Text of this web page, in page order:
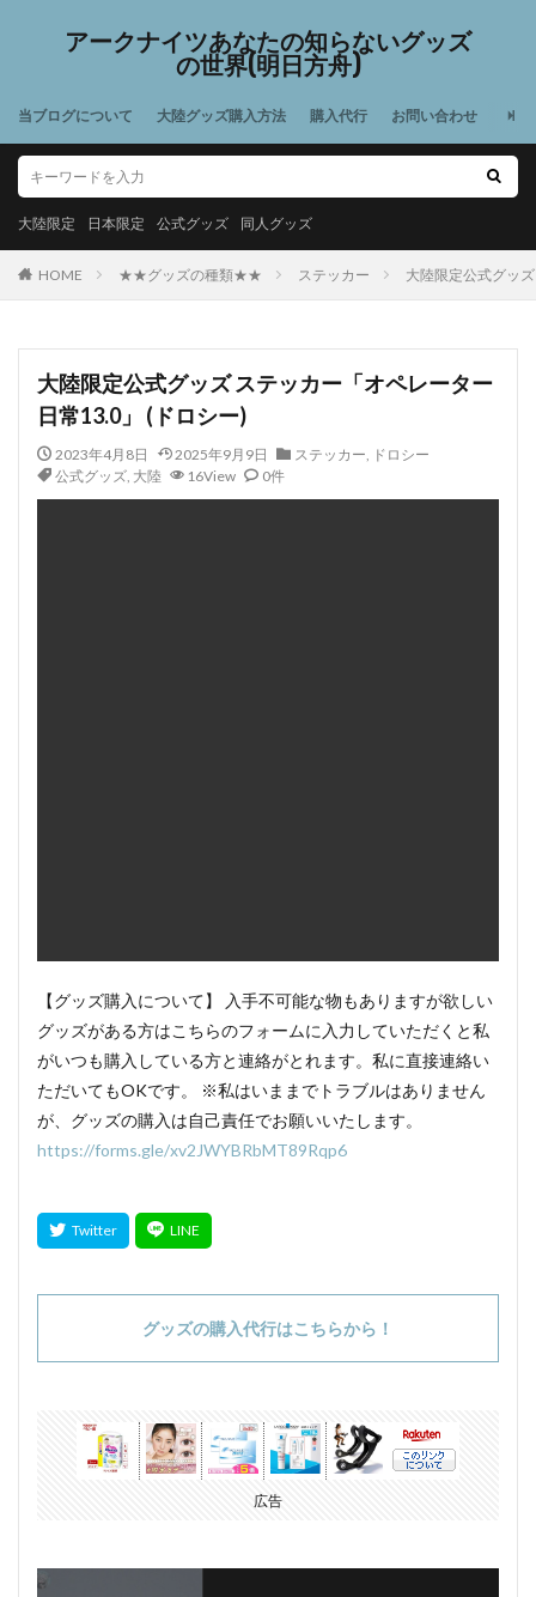
アークナイツあなたの知らないグッズ
の世界(明日方舟)
当ブログについて 大陸グッズ購入方法 購入代行 お問い合わせ
大陸限定 日本限定 公式グッズ 同人グッズ
HOME ★★グッズの種類★★ ステッカー 大陸限定公式グッ
大陸限定公式グッズ ステッカー「オペレーター
日常13.0」 (ドロシー)
2023年4月8日 2025年9月9日 ステッカー, ドロシー
公式グッズ, 大陸 16View 0件
【グッズ購入について】 入手不可能な物もありますが欲しい
グッズがある方はこちらのフォームに入力していただくと私
がいつも購入している方と連絡がとれます。私に直接連絡い
ただいてもOKです。 ※私はいままでトラブルはありません
が、グッズの購入は自己責任でお願いいたします。
https://forms.gle/xv2JWYBRbMT89Rqp6
グッズの購入代行はこちらから！
広告